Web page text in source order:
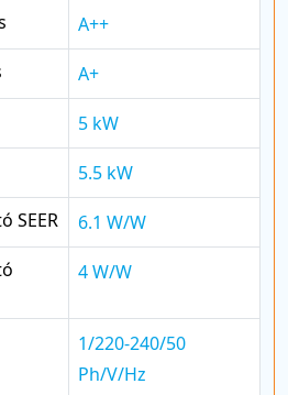
A++
A+
5 kW
5.5 kW
SEER
6.1 W/W
4 W/W
1/220-240/50
Ph/V/Hz